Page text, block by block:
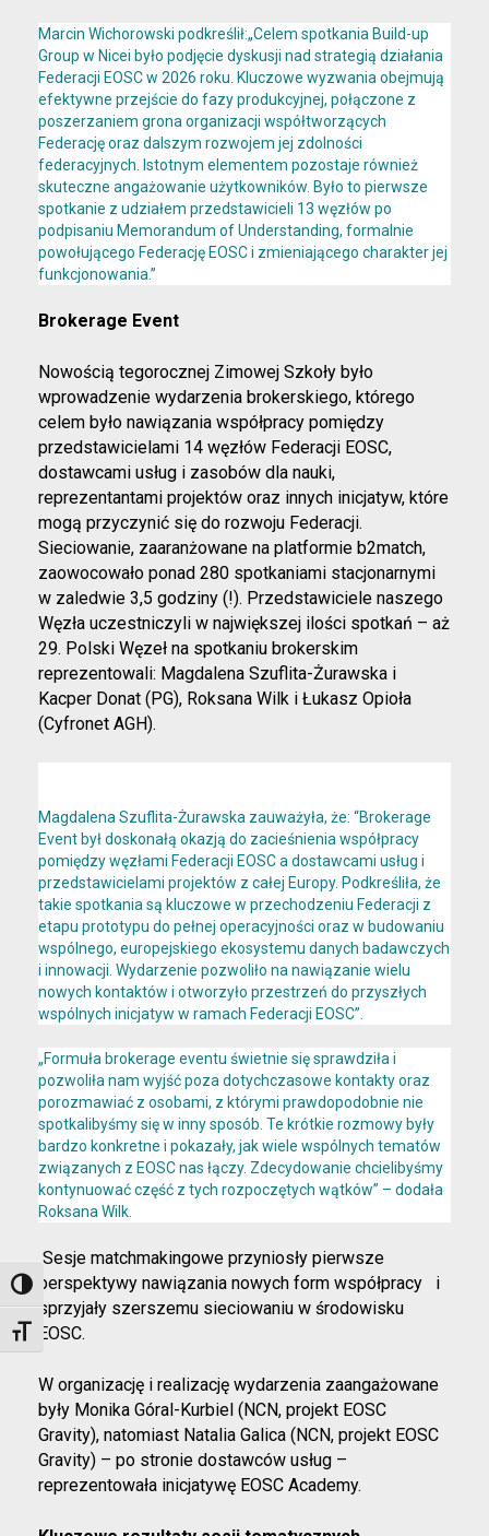
Toggle High Contrast
Toggle Font size
Marcin Wichorowski podkreślił:„Celem spotkania Build-up
Group w Nicei było podjęcie dyskusji nad strategią działania
Federacji EOSC w 2026 roku. Kluczowe wyzwania obejmują
efektywne przejście do fazy produkcyjnej, połączone z
poszerzaniem grona organizacji współtworzących
Federację oraz dalszym rozwojem jej zdolności
federacyjnych. Istotnym elementem pozostaje również
skuteczne angażowanie użytkowników. Było to pierwsze
spotkanie z udziałem przedstawicieli 13 węzłów po
podpisaniu Memorandum of Understanding, formalnie
powołującego Federację EOSC i zmieniającego charakter jej
funkcjonowania.”
Brokerage Event
Nowością tegorocznej Zimowej Szkoły było
wprowadzenie wydarzenia brokerskiego, którego
celem było nawiązania współpracy pomiędzy
przedstawicielami 14 węzłów Federacji EOSC,
dostawcami usług i zasobów dla nauki,
reprezentantami projektów oraz innych inicjatyw, które
mogą przyczynić się do rozwoju Federacji.
Sieciowanie, zaaranżowane na platformie b2match,
zaowocowało ponad 280 spotkaniami stacjonarnymi
w zaledwie 3,5 godziny (!). Przedstawiciele naszego
Węzła uczestniczyli w największej ilości spotkań – aż
29. Polski Węzeł na spotkaniu brokerskim
reprezentowali: Magdalena Szuflita-Żurawska i
Kacper Donat (PG), Roksana Wilk i Łukasz Opioła
(Cyfronet AGH).
Magdalena Szuflita-Żurawska zauważyła, że: “Brokerage
Event był doskonałą okazją do zacieśnienia współpracy
pomiędzy węzłami Federacji EOSC a dostawcami usług i
przedstawicielami projektów z całej Europy. Podkreśliła, że
takie spotkania są kluczowe w przechodzeniu Federacji z
etapu prototypu do pełnej operacyjności oraz w budowaniu
wspólnego, europejskiego ekosystemu danych badawczych
i innowacji. Wydarzenie pozwoliło na nawiązanie wielu
nowych kontaktów i otworzyło przestrzeń do przyszłych
wspólnych inicjatyw w ramach Federacji EOSC”.
„Formuła brokerage eventu świetnie się sprawdziła i
pozwoliła nam wyjść poza dotychczasowe kontakty oraz
porozmawiać z osobami, z którymi prawdopodobnie nie
spotkalibyśmy się w inny sposób. Te krótkie rozmowy były
bardzo konkretne i pokazały, jak wiele wspólnych tematów
związanych z EOSC nas łączy. Zdecydowanie chcielibyśmy
kontynuować część z tych rozpoczętych wątków” – dodała
Roksana Wilk.
Sesje matchmakingowe przyniosły pierwsze
perspektywy nawiązania nowych form współpracy i
sprzyjały szerszemu sieciowaniu w środowisku
EOSC.
W organizację i realizację wydarzenia zaangażowane
były Monika Góral-Kurbiel (NCN, projekt EOSC
Gravity), natomiast Natalia Galica (NCN, projekt EOSC
Gravity) – po stronie dostawców usług –
reprezentowała inicjatywę EOSC Academy.